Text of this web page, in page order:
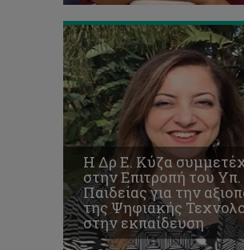
Η Δρ Ε. Κύζα
στην Επιτροπή του Υπ.
Παιδείας για την
της Ψηφιακής
στην εκπαίδευση
Ο
φοιτητικός
Όμιλος
Γραφικών
και
Πολυμέσων
εκδίδει
το
πρώτο
του
περιοδικό
ΚΟΝΤΕΙΝΕΡ